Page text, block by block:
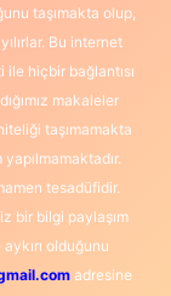
taşımakta olup,
Bu internet
hiçbir bağlantısı
makaleler
taşımamakta
tesadüfidir.
bir bilgi paylaşım
olduğunu
adresine